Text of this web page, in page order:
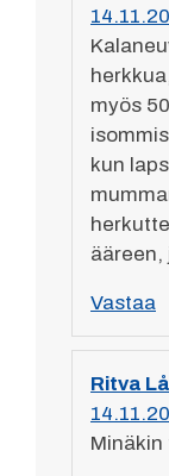
myös
kun
ääreen,
Vastaa
Ritva